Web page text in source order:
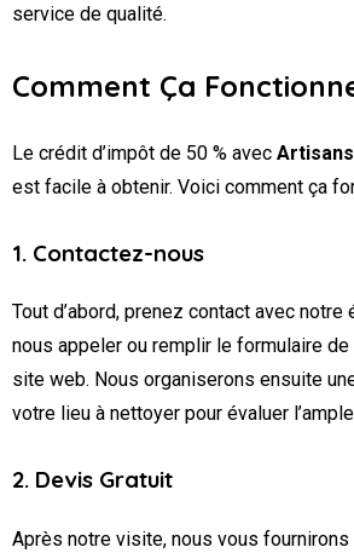
service de qualité.
Comment Ça
Le crédit d’impôt de 50 % avec
est facile à obtenir. Voici comment ça
1. Contactez-nous
Tout d’abord, prenez contact avec notre
nous appeler ou remplir le formulaire
site web. Nous organiserons ensuite
votre lieu à nettoyer pour évaluer
2. Devis Gratuit
Après notre visite, nous vous